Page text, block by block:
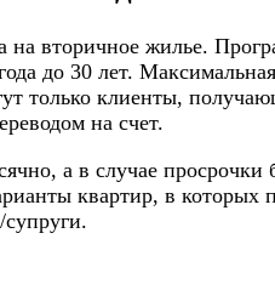
вторичное жилье.
до 30 лет.
только клиенты,
на счет.
а в случае
квартир, в которых
супруги.